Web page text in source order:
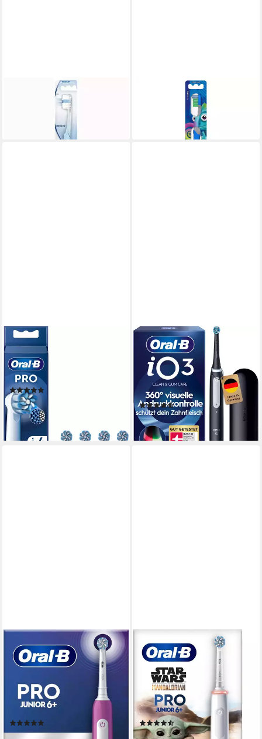
lieferbar - in 4-5 Werktagen bei dir lieferbar - in 4-5 Werktagen bei dir
ORAL-B
Aufsteckbürsten Pro
Sensitive Clean, X-förmige
Borsten
ab 27,44 €
lieferbar - in 4-5 Werktagen bei dir
ORAL-B
Elektrische Zahnbürste iO
Series 3
1 St. Aufsteckbürsten
Reinigungsprogramme
(51)
ab 111,60 €
lieferbar - in 5-6 Werktagen bei dir
Elektrische Zahnbürste Oral-B
Pro Junior Elektrische
Zahnbürste, Lila
1 St.
Aufsteckbürsten
Reinigungsprogramme
64,94 €
ORAL-B
Elektrische Zahnbürste Oral-B
Pro Junior Star Wars
Elektrische Zahnbürste, Weiß
2 St. Aufsteckbürsten
3 Reinigungsprogramme
(11)
ab 58,90 €